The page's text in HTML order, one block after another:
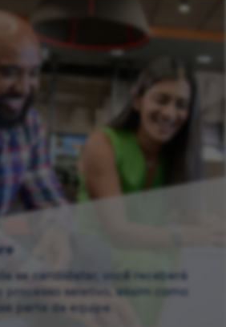
se candidatar, você receberá
seletivo, assim como
parte da equipe.